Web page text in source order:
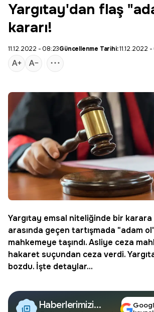
Yargıtay'dan flaş
kararı!
11.12.2022 - 08:23Güncellenme Tarihi:11.12.2022
Yargıtay emsal niteliğinde bir karara
arasında geçen tartışmada "adam ol
mahkemeye taşındı. Asliye ceza
hakaret suçundan ceza verdi.
bozdu. İşte detaylar...
Haberlerimizi